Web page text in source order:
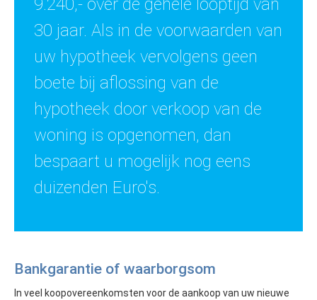
30 jaar. Als in de voorwaarden van
uw hypotheek vervolgens geen
boete bij aflossing van de
hypotheek door verkoop van de
woning is opgenomen, dan
bespaart u mogelijk nog eens
duizenden Euro's.
Bankgarantie of waarborgsom
In veel koopovereenkomsten voor de aankoop van uw nieuwe